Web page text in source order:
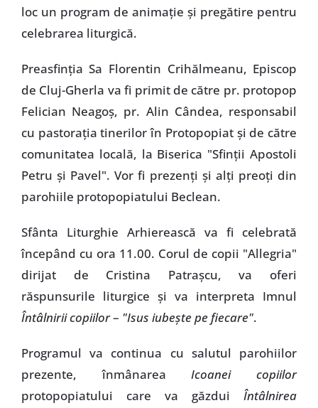
loc un program de animaţie şi pregătire pentru
celebrarea liturgică.
Preasfinţia Sa Florentin Crihălmeanu, Episcop
de Cluj-Gherla va fi primit de către pr. protopop
Felician Neagoş, pr. Alin Cândea, responsabil
cu pastoraţia tinerilor în Protopopiat şi de către
comunitatea locală, la Biserica "Sfinţii Apostoli
Petru şi Pavel". Vor fi prezenţi şi alţi preoţi din
parohiile protopopiatului Beclean.
Sfânta Liturghie Arhierească va fi celebrată
începând cu ora 11.00. Corul de copii "Allegria"
dirijat de Cristina Patraşcu, va oferi
răspunsurile liturgice şi va interpreta Imnul
Întâlnirii copiilor– "Isus iubeşte pe fiecare".
Programul va continua cu salutul parohiilor
prezente, înmânareaIcoanei copiilor
protopopiatului care va găzduiÎntâlnirea